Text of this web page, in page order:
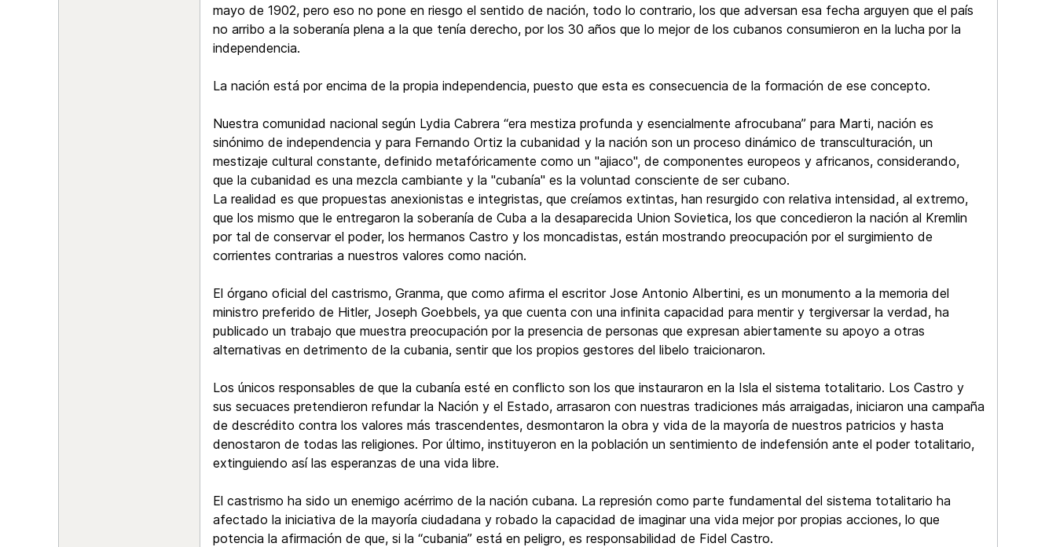
mayo de 1902, pero eso no pone en riesgo el sentido de nación, todo lo contrario, los que adversan esa fecha arguyen que el país
no arribo a la soberanía plena a la que tenía derecho, por los 30 años que lo mejor de los cubanos consumieron en la lucha por la
independencia.
La nación está por encima de la propia independencia, puesto que esta es consecuencia de la formación de ese concepto.
Nuestra comunidad nacional según Lydia Cabrera “era mestiza profunda y esencialmente afrocubana” para Marti, nación es
sinónimo de independencia y para Fernando Ortiz la cubanidad y la nación son un proceso dinámico de transculturación, un
mestizaje cultural constante, definido metafóricamente como un "ajiaco", de componentes europeos y africanos, considerando,
que la cubanidad es una mezcla cambiante y la "cubanía" es la voluntad consciente de ser cubano.
La realidad es que propuestas anexionistas e integristas, que creíamos extintas, han resurgido con relativa intensidad, al extremo,
que los mismo que le entregaron la soberanía de Cuba a la desaparecida Union Sovietica, los que concedieron la nación al Kremlin
por tal de conservar el poder, los hermanos Castro y los moncadistas, están mostrando preocupación por el surgimiento de
corrientes contrarias a nuestros valores como nación.
El órgano oficial del castrismo, Granma, que como afirma el escritor Jose Antonio Albertini, es un monumento a la memoria del
ministro preferido de Hitler, Joseph Goebbels, ya que cuenta con una infinita capacidad para mentir y tergiversar la verdad, ha
publicado un trabajo que muestra preocupación por la presencia de personas que expresan abiertamente su apoyo a otras
alternativas en detrimento de la cubania, sentir que los propios gestores del libelo traicionaron.
Los únicos responsables de que la cubanía esté en conflicto son los que instauraron en la Isla el sistema totalitario. Los Castro y
sus secuaces pretendieron refundar la Nación y el Estado, arrasaron con nuestras tradiciones más arraigadas, iniciaron una campaña
de descrédito contra los valores más trascendentes, desmontaron la obra y vida de la mayoría de nuestros patricios y hasta
denostaron de todas las religiones. Por último, instituyeron en la población un sentimiento de indefensión ante el poder totalitario,
extinguiendo así las esperanzas de una vida libre.
El castrismo ha sido un enemigo acérrimo de la nación cubana. La represión como parte fundamental del sistema totalitario ha
afectado la iniciativa de la mayoría ciudadana y robado la capacidad de imaginar una vida mejor por propias acciones, lo que
potencia la afirmación de que, si la “cubania” está en peligro, es responsabilidad de Fidel Castro.